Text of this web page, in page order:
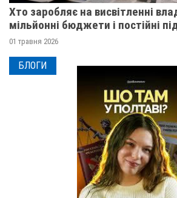
Хто заробляє на висвітленні
мільйонні бюджети і постійні
01 травня 2026
БЛОГИ